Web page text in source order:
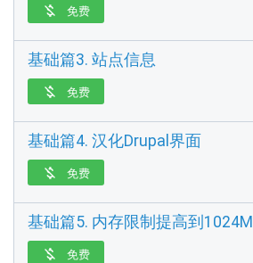
 免费
基础篇3. 站点信息
 免费
基础篇4. 汉化Drupal界面
 免费
基础篇5. 内存限制提高到1024M
 免费